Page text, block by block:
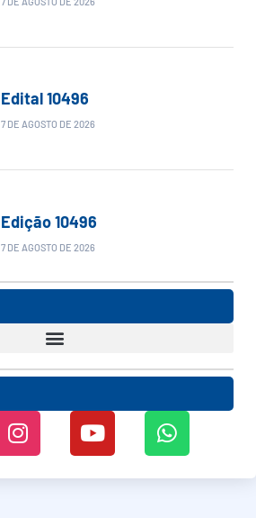
Edital 10496
7 DE AGOSTO DE 2026
Edição 10496
7 DE AGOSTO DE 2026